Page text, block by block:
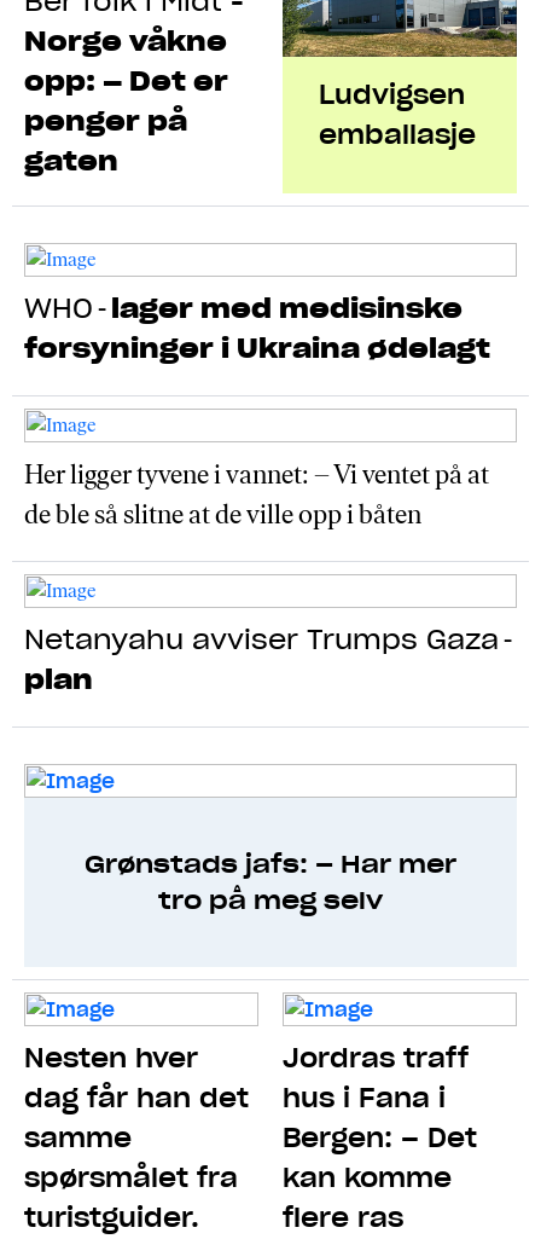
Norge våkne
opp: – Det er
penger på
gaten
Ludvigsen
emballasje
WHO-lager med medisinske
forsyninger i Ukraina ødelagt
Her ligger tyvene i vannet: – Vi ventet på at
de ble så slitne at de ville opp i båten
Netanyahu avviser Trumps Gaza-
plan
Grønstads jafs: – Har mer
tro på meg selv
Nesten hver
dag får han det
samme
spørsmålet fra
turistguider.
Jordras traff
hus i Fana i
Bergen: – Det
kan komme
flere ras